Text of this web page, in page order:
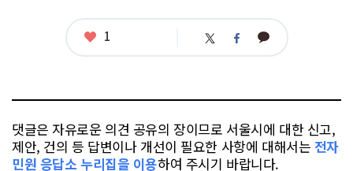
좋1 트 페 카
댓글은 자유로운 의견 공유의 장이므로 서울시에 대한 신고,
제안, 건의 등 답변이나 개선이 필요한 사항에 대해서는 전자
민원 응답소 누리집을 이용하여 주시기 바랍니다.